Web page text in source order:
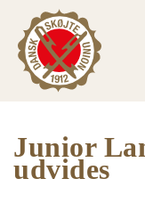
Junior
udvides